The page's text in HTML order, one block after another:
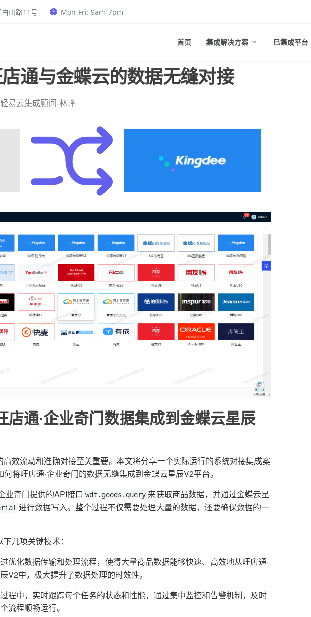
山路11号 Mon-Fri: 9am-7pm
首页 集成解决方案 已集成平台
通与金蝶云的数据无缝对接
轻易云集成顾问-林峰
通·企业奇门数据集成到金蝶云星辰
效流动和准确对接至关重要。本文将分享一个实际运行的系统对接集成案
旺店通·企业奇门的数据无缝集成到金蝶云星辰V2平台。
业奇门提供的API接口 wdt.goods.query 来获取商品数据，并通过金蝶云星
进行数据写入。整个过程不仅需要处理大量的数据，还要确保数据的一
几项关键技术：
优化数据传输和处理流程，使得大量商品数据能够快速、高效地从旺店通·
V2中，极大提升了数据处理的时效性。
程中，实时跟踪每个任务的状态和性能，通过集中监控和告警机制，及时
流程顺畅运行。